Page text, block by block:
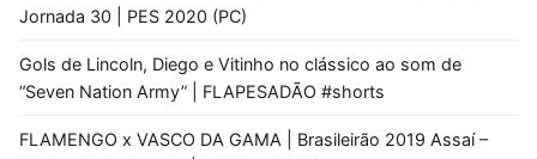
Jornada 30 | PES 2020 (PC)
Gols de Lincoln, Diego e Vitinho no clássico ao som de
“Seven Nation Army” | FLAPESADÃO #shorts
FLAMENGO x VASCO DA GAMA | Brasileirão 2019 Assaí –